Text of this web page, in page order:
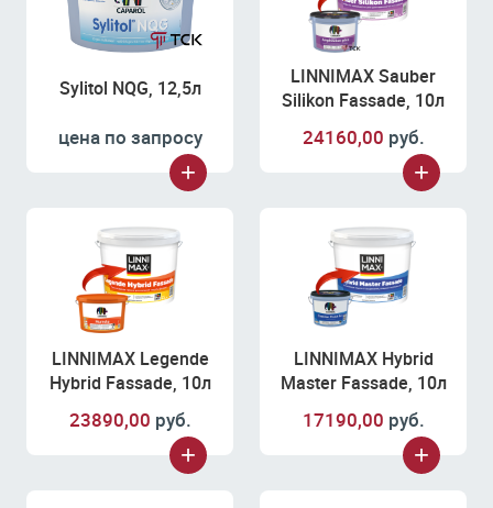
Sylitol NQG, 12,5л
цена по запросу
LINNIMAX Sauber
Silikon Fassade, 10л
24160,00 руб.
LINNIMAX Legende
Hybrid Fassade, 10л
23890,00 руб.
LINNIMAX Hybrid
Master Fassade, 10л
17190,00 руб.